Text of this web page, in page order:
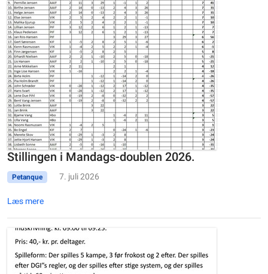
Stillingen i Mandags-doublen 2026.
Petanque 7. juli 2026
Læs mere